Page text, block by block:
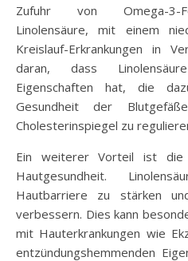
Zufuhr von Omega-3-
Linolensäure, mit einem
Kreislauf-Erkrankungen in
daran, dass Linolensäure
Eigenschaften hat, die
Gesundheit der
Cholesterinspiegel zu
Ein weiterer Vorteil ist die
Hautgesundheit.
Hautbarriere zu stärken
verbessern. Dies kann
mit Hauterkrankungen wie
entzündungshemmenden